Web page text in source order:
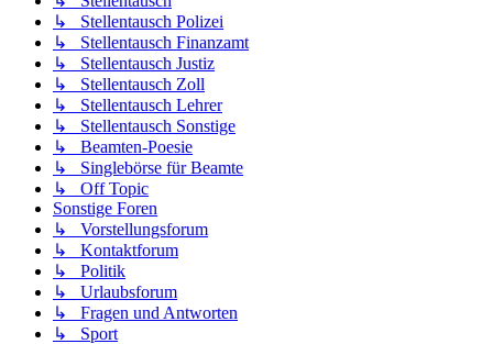
↳ Stellentausch Polizei
↳ Stellentausch Finanzamt
↳ Stellentausch Justiz
↳ Stellentausch Zoll
↳ Stellentausch Lehrer
↳ Stellentausch Sonstige
↳ Beamten-Poesie
↳ Singlebörse für Beamte
↳ Off Topic
Sonstige Foren
↳ Vorstellungsforum
↳ Kontaktforum
↳ Politik
↳ Urlaubsforum
↳ Fragen und Antworten
↳ Sport